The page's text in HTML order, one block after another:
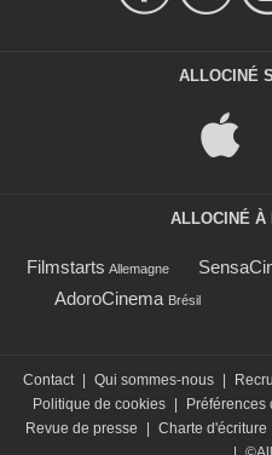
ALLOCINÉ
ALLOCINÉ À
Filmstarts Allemagne
AdoroCinema Brésil
Contact | Qui sommes-nous |
Politique de cookies | Préférences
Revue de presse
| Charte d'écriture